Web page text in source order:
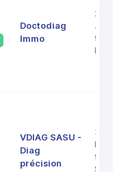
Doctodiag
Immo
20
VDIAG SASU -
Diag
précision
3
les